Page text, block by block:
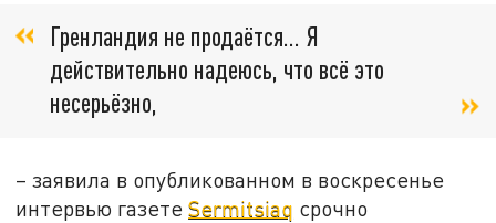
Гренландия не продаётся… Я
действительно надеюсь, что всё это
несерьёзно,
– заявила в опубликованном в воскресенье
интервью газетеSermitsiaq срочно